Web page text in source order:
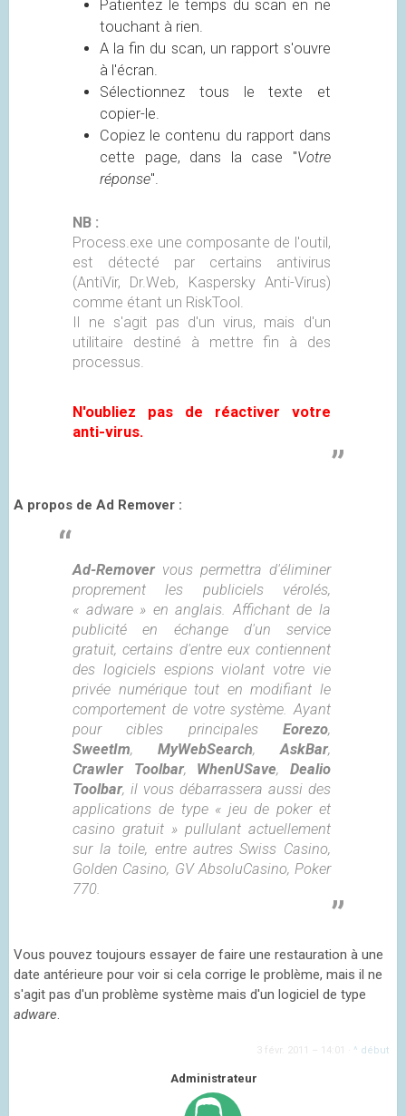
Patientez le temps du scan en ne
touchant à rien.
A la fin du scan, un rapport s'ouvre
à l'écran.
Sélectionnez tous le texte et
copier-le.
Copiez le contenu du rapport dans
cette page, dans la case "Votre
réponse".
NB :
Process.exe une composante de l'outil,
est détecté par certains antivirus
(AntiVir, Dr.Web, Kaspersky Anti-Virus)
comme étant un RiskTool.
Il ne s'agit pas d'un virus, mais d'un
utilitaire destiné à mettre fin à des
processus.
N'oubliez pas de réactiver votre
anti-virus.
A propos de Ad Remover :
Ad-Removervous permettra d'éliminer
proprement les publiciels vérolés,
« adware » en anglais. Affichant de la
publicité en échange d'un service
gratuit, certains d'entre eux contiennent
des logiciels espions violant votre vie
privée numérique tout en modifiant le
comportement de votre système. Ayant
pour cibles principales Eorezo,
SweetIm, MyWebSearch,AskBar,
Crawler Toolbar, WhenUSave, Dealio
Toolbar, il vous débarrassera aussi des
applications de type « jeu de poker et
casino gratuit » pullulant actuellement
sur la toile, entre autres Swiss Casino,
Golden Casino, GV AbsoluCasino, Poker
770.
Vous pouvez toujours essayer de faire une restauration à une
date antérieure pour voir si cela corrige le problème, mais il ne
s'agit pas d'un problème système mais d'un logiciel de type
adware.
3 févr. 2011 – 14:01 ^ début
Administrateur